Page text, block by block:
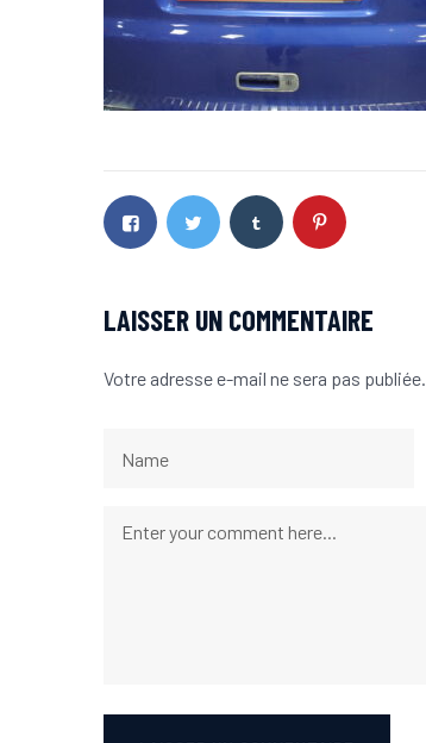
LAISSER UN COMMENTAIRE
Votre adresse e-mail ne sera pas publiée.